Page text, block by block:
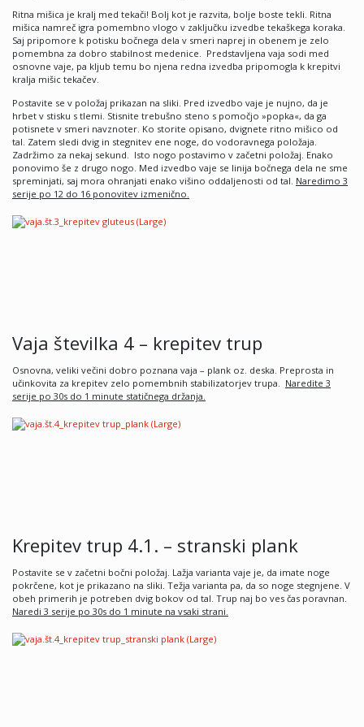
Ritna mišica je kralj med tekači! Bolj kot je razvita, bolje boste tekli. Ritna
mišica namreč igra pomembno vlogo v zaključku izvedbe tekaškega koraka.
Saj pripomore k potisku bočnega dela v smeri naprej in obenem je zelo
pomembna za dobro stabilnost medenice. Predstavljena vaja sodi med
osnovne vaje, pa kljub temu bo njena redna izvedba pripomogla k krepitvi
kralja mišic tekačev.
Postavite se v položaj prikazan na sliki. Pred izvedbo vaje je nujno, da je
hrbet v stisku s tlemi. Stisnite trebušno steno s pomočjo »popka«, da ga
potisnete v smeri navznoter. Ko storite opisano, dvignete ritno mišico od
tal. Zatem sledi dvig in stegnitev ene noge, do vodoravnega položaja.
Zadržimo za nekaj sekund. Isto nogo postavimo v začetni položaj. Enako
ponovimo še z drugo nogo. Med izvedbo vaje se linija bočnega dela ne sme
spreminjati, saj mora ohranjati enako višino oddaljenosti od tal. Naredimo 3
serije po 12 do 16 ponovitev izmenično.
Vaja številka 4 – krepitev trup
Osnovna, veliki večini dobro poznana vaja – plank oz. deska. Preprosta in
učinkovita za krepitev zelo pomembnih stabilizatorjev trupa. Naredite 3
serije po 30s do 1 minute statičnega držanja.
Krepitev trup 4.1. – stranski plank
Postavite se v začetni bočni položaj. Lažja varianta vaje je, da imate noge
pokrčene, kot je prikazano na sliki. Težja varianta pa, da so noge stegnjene. V
obeh primerih je potreben dvig bokov od tal. Trup naj bo ves čas poravnan.
Naredi 3 serije po 30s do 1 minute na vsaki strani.